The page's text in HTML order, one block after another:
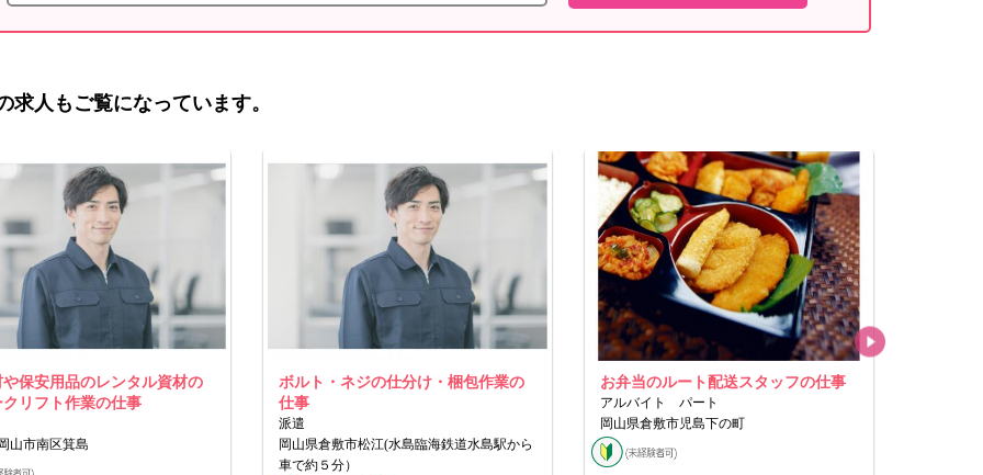
人もご覧になっています。
保安用品のレンタル資材の
リフト作業の仕事
山市南区箕島
ボルト・ネジの仕分け・梱包作業の
仕事
派遣
岡山県倉敷市松江(水島臨海鉄道水島駅から
車で約５分）
お弁当のルート配送スタッフの仕事
アルバイト パート
岡山県倉敷市児島下の町